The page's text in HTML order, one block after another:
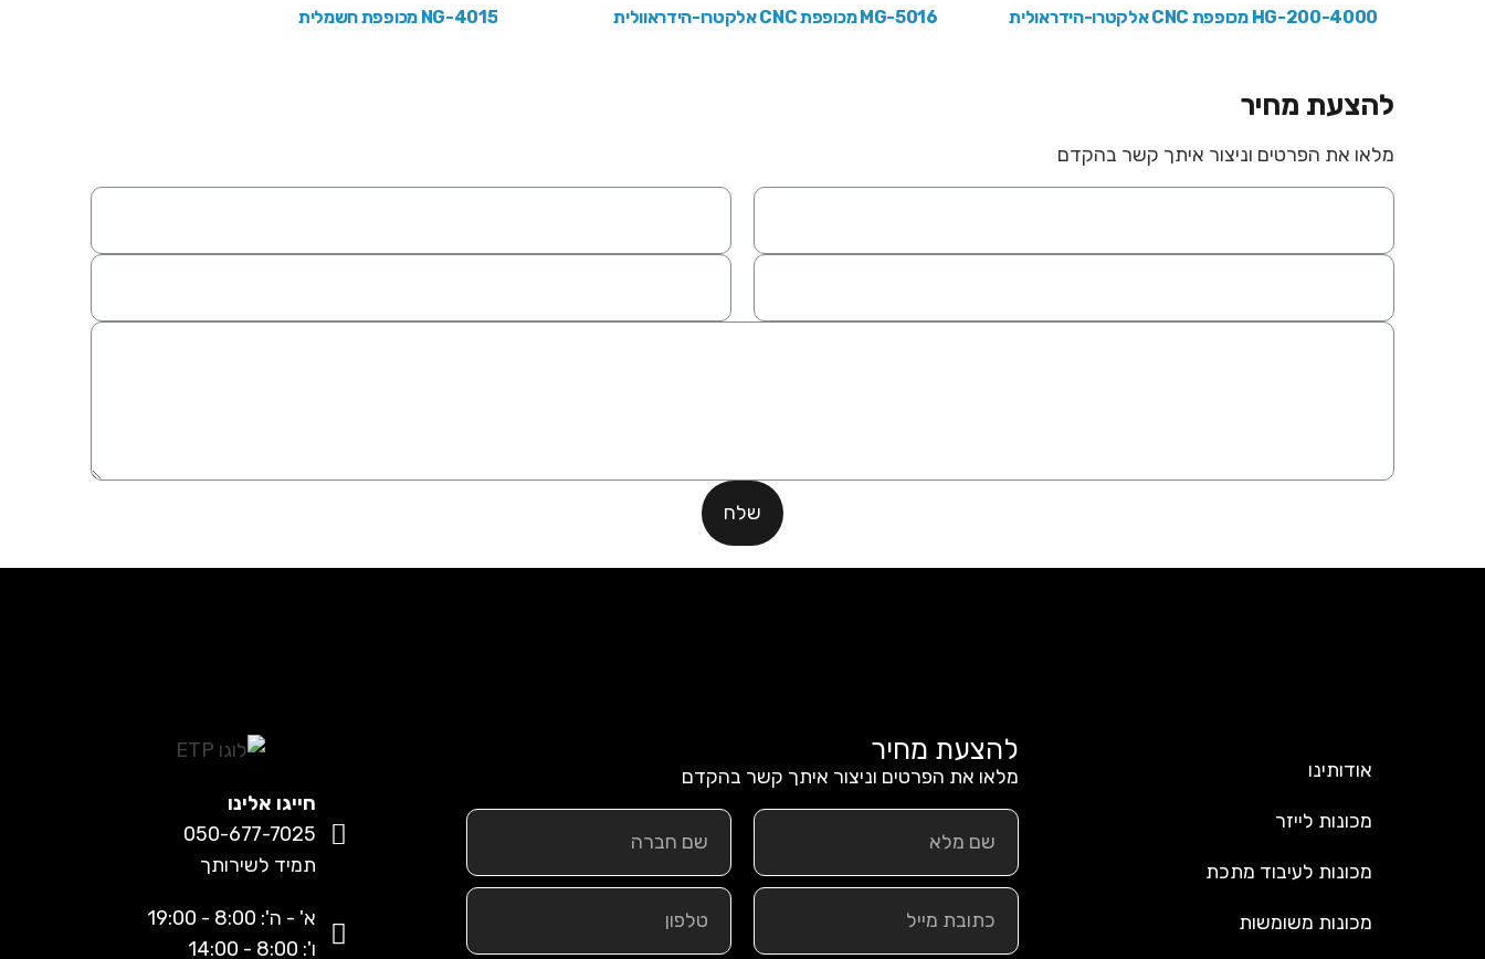
HG-200-4000 מכופפת CNC אלקטרו-הידראולית MG-5016 מכופפת CNC אלקטרו-הידראוולית NG-4015 מכופפת חשמלית
להצעת מחיר
מלאו את הפרטים וניצור איתך קשר בהקדם
שלח
אודותינו
מכונות לייזר
מכונות לעיבוד מתכת
מכונות משומשות
להצעת מחיר
מלאו את הפרטים וניצור איתך קשר בהקדם
חייגו אלינו
050-677-7025
תמיד לשירותך
א' - ה': 8:00 - 19:00
ו': 8:00 - 14:00